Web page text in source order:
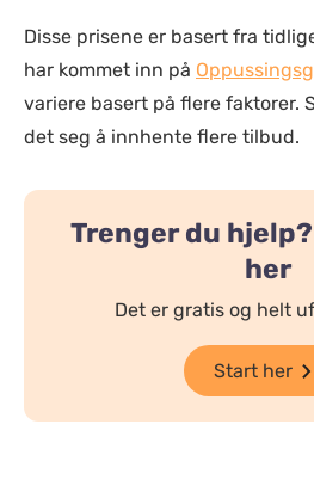
Disse prisene er basert fra
har kommet inn på
variere basert på flere faktorer.
det seg å innhente flere tilbud.
Trenger du
her
Det er gratis og helt
Start her